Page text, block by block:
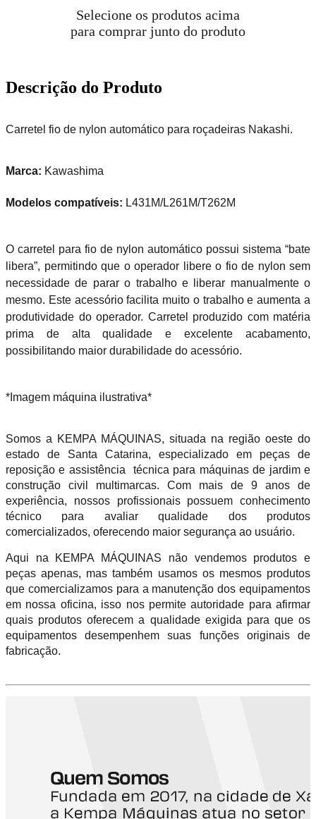
Selecione os produtos acima
para comprar junto do produto
Descrição do Produto
Carretel fio de nylon automático para roçadeiras Nakashi.
Marca: Kawashima
Modelos compatíveis: L431M/L261M/T262M
O carretel para fio de nylon automático possui sistema “bate
libera”, permitindo que o operador libere o fio de nylon sem
necessidade de parar o trabalho e liberar manualmente o
mesmo. Este acessório facilita muito o trabalho e aumenta a
produtividade do operador. Carretel produzido com matéria
prima de alta qualidade e excelente acabamento,
possibilitando maior durabilidade do acessório.
*Imagem máquina ilustrativa*
Somos a KEMPA MÁQUINAS, situada na região oeste do
estado de Santa Catarina, especializado em peças de
reposição e assistência técnica para máquinas de jardim e
construção civil multimarcas. Com mais de 9 anos de
experiência, nossos profissionais possuem conhecimento
técnico para avaliar qualidade dos produtos
comercializados, oferecendo maior segurança ao usuário.
Aqui na KEMPA MÁQUINAS não vendemos produtos e
peças apenas, mas também usamos os mesmos produtos
que comercializamos para a manutenção dos equipamentos
em nossa oficina, isso nos permite autoridade para afirmar
quais produtos oferecem a qualidade exigida para que os
equipamentos desempenhem suas funções originais de
fabricação.